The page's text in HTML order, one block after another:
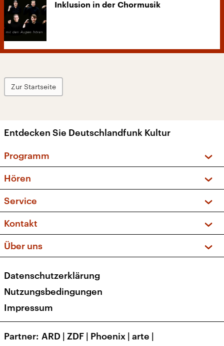
Inklusion in der Chormusik
Zur Startseite
Entdecken Sie Deutschlandfunk Kultur
Programm
Sendungen und Podcasts
Musikliste
Kakadu – Das Kinderprogramm
Hören
Frequenzen (UKW + DAB+)
Service
FAQ
Apps
Newsletter
Veranstaltungen
Kontakt
Social Media
Über uns
Presse
Karriere
Transparenz
Datenschutzerklärung
Nutzungsbedingungen
Impressum
Partner ARD | ZDF | Phoenix | arte |